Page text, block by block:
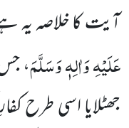
آیت کا خلاصہ
عَلَیْہِ وَاٰلِہٖ وَسَلَّمَ،
جھٹلایا اسی طرح